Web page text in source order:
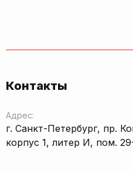
Контакты
Адрес:
г. Санкт-Петербург, пр.
корпус 1, литер И, пом.